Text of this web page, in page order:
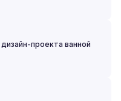
проекта ванной